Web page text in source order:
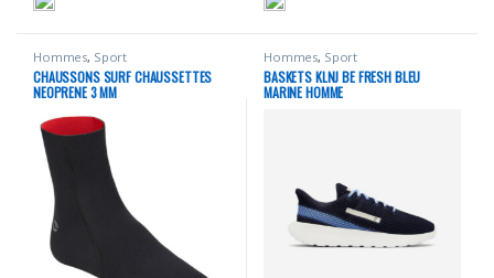
s
r
5
s
r
5
Hommes, Sport
CHAUSSONS SURF CHAUSSETTES
NEOPRENE 3 MM
Hommes, Sport
BASKETS KLNJ BE FRESH BLEU
MARINE HOMME